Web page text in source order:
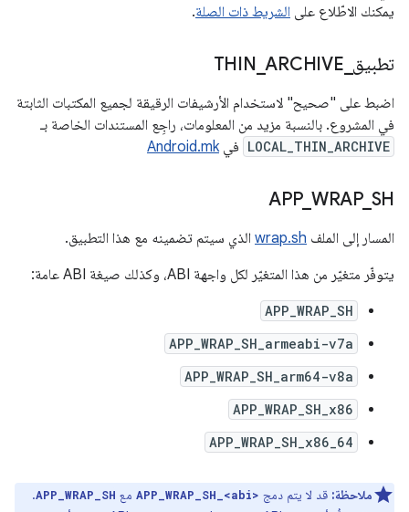
يمكنك الاطّلاع على الشريط ذات الصلة.
تطبيق THIN _ARCHIVE
اضبط على "صحيح" لاستخدام الأرشيفات الرقيقة لجميع المكتبات الثابتة
في المشروع. بالنسبة مزيد من المعلومات، راجِع المستندات الخاصة بـ
LOCAL_THIN_ARCHIVE فيAndroid.mk
APP_ WRAP_ SH
المسار إلى الملف wrap.sh الذي سيتم تضمينه مع هذا التطبيق.
يتوفّر متغيّر من هذا المتغيّر لكل واجهة ABI، وكذلك صيغة ABI عامة:
APP_WRAP_SH
APP_WRAP_SH_armeabi-v7a
APP_WRAP_SH_arm64-v8a
APP_WRAP_SH_x86
APP_WRAP_SH_x86_64
ملاحظة: قد لا يتم دمج APP_WRAP_SH_<abi> مع APP_WRAP_SH
.